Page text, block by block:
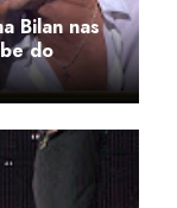
Bilan nas
do